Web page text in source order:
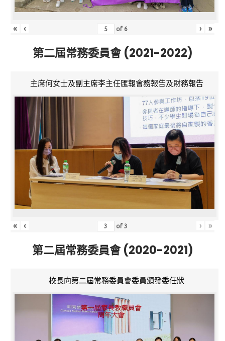
« ‹ of 6 › »
第二屆常務委員會 (2021-2022)
主席何女士及副主席李主任匯報會務報告及財務報告
« ‹ of3 › »
第二屆常務委員會 (2020-2021)
校長向第二屆常務委員會委員頒發委任狀